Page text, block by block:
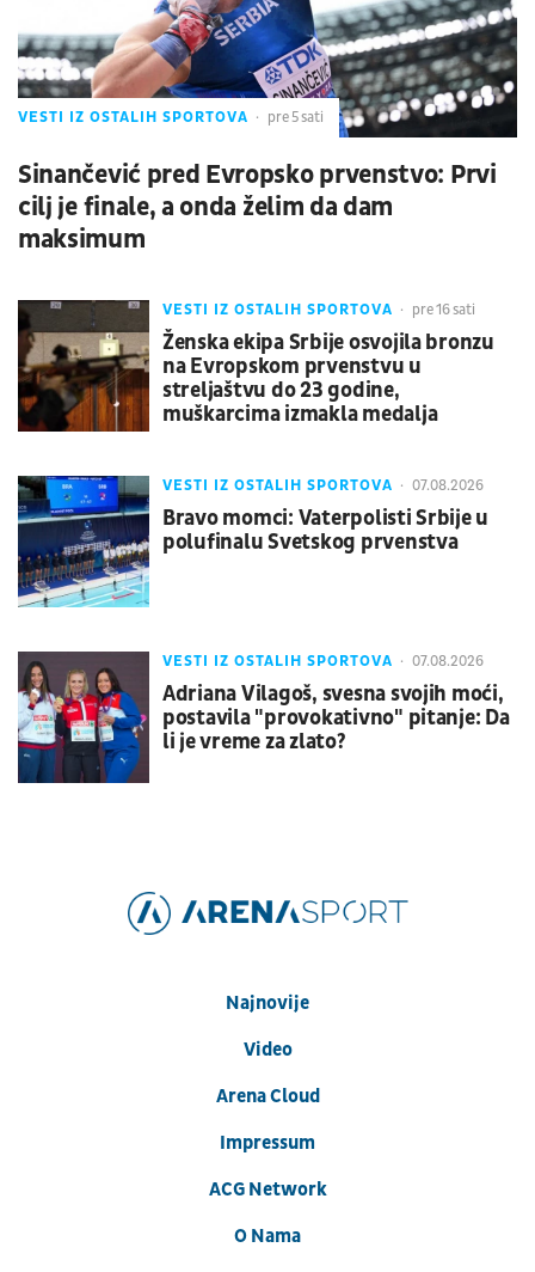
VESTI IZ OSTALIH SPORTOVA pre 5 sati
Sinančević pred Evropsko prvenstvo: Prvi
cilj je finale, a onda želim da dam
maksimum
VESTI IZ OSTALIH SPORTOVA pre 16 sati
Ženska ekipa Srbije osvojila bronzu
na Evropskom prvenstvu u
streljaštvu do 23 godine,
muškarcima izmakla medalja
VESTI IZ OSTALIH SPORTOVA 07.08.2026
Bravo momci: Vaterpolisti Srbije u
polufinalu Svetskog prvenstva
VESTI IZ OSTALIH SPORTOVA 07.08.2026
Adriana Vilagoš, svesna svojih moći,
postavila "provokativno" pitanje: Da
li je vreme za zlato?
Najnovije
Video
Arena Cloud
Impressum
ACG Network
O Nama